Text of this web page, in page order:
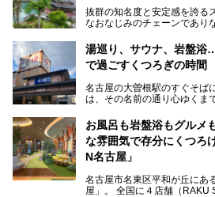
抜群の知名度と安定感を誇る
なおなじみのチェーンであり
湯巡り、サウナ、岩盤浴
で過ごすくつろぎの時間
名古屋の大曽根駅のすぐそば
は、その名前の通り心ゆくま
お風呂も岩盤浴もグルメ
な雰囲気で存分にくつろ
N名古屋」
名古屋市名東区平和が丘にあ
屋」。 全国に４店舗（RAKU